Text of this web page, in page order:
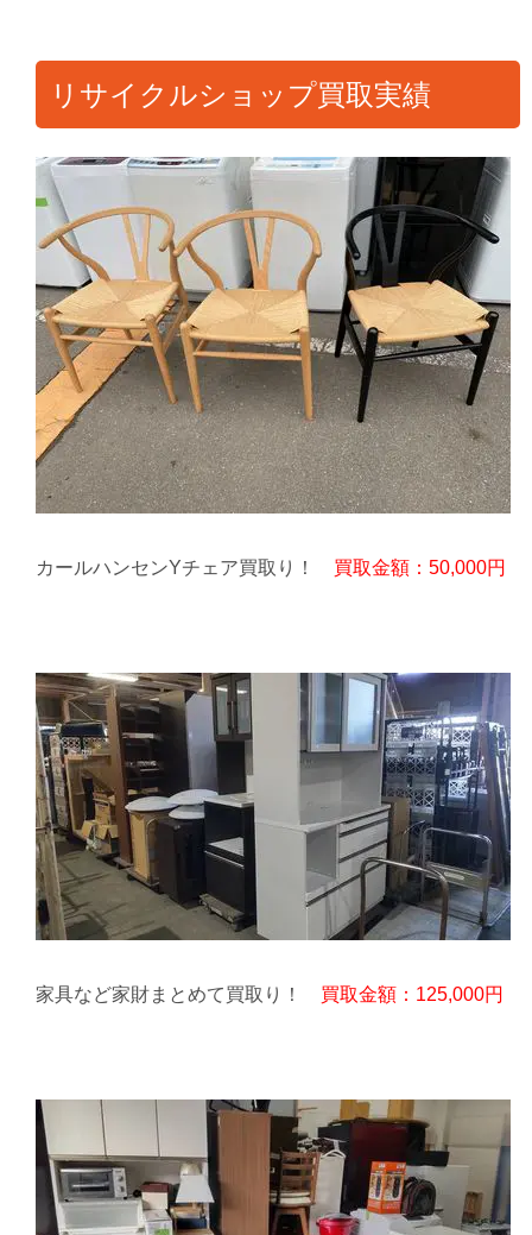
リサイクルショップ買取実績
カールハンセンYチェア買取り！ 買取金額：50,000円
家具など家財まとめて買取り！ 買取金額：125,000円